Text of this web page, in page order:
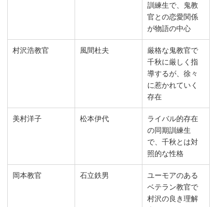
訓練生で、鬼教
官との恋愛関係
が物語の中心
村沢浩教官 風間杜夫
厳格な鬼教官で
千秋に厳しく指
導するが、徐々
に惹かれていく
存在
美村洋子 松本伊代
ライバル的存在
の同期訓練生
で、千秋とは対
照的な性格
岡本教官 石立鉄男
ユーモアのある
ベテラン教官で
村沢の良き理解